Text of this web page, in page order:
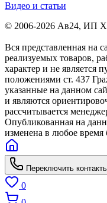
Видео и статьи
© 2006-2026 Ав24, ИП
Вся представленная на
реализуемых товаров,
характер и не является
положениями ст. 437
указанные на данном
и являются
рассчитывается
Опубликованная на
изменена в любое время
Переключить
0